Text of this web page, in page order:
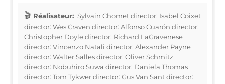
Réalisateur: Sylvain Chomet director: Isabel Coixet
director: Wes Craven director: Alfonso Cuarón director:
Christopher Doyle director: Richard LaGravenese
director: Vincenzo Natali director: Alexander Payne
director: Walter Salles director: Oliver Schmitz
director: Nobuhiro Suwa director: Daniela Thomas
director: Tom Tykwer director: Gus Van Sant director: